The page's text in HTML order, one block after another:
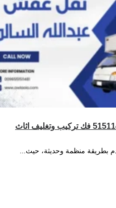
نقل عفش عبدالله السالم 51511481 فك تركيب وتغليف اثاث
منظمة وحديثة، حيث...